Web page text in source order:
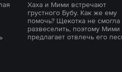
Хаха и Мими встречают
грустного Бубу. Как же ему
помочь? Щекотка не смогла
развеселить, поэтому Мими
предлагает отвлечь его